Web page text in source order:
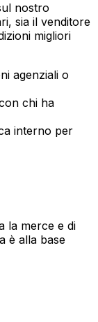
nostro
sia il venditore
migliori
agenziali o
chi ha
interno per
la merce e di
è alla base